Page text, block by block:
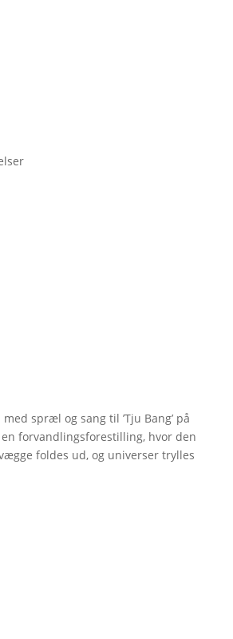
spræl og sang til ’Tju Bang’ på
forvandlingsforestilling, hvor den
foldes ud, og universer trylles